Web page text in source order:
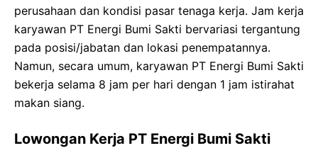
perusahaan dan kondisi pasar tenaga kerja. Jam kerja
karyawan PT Energi Bumi Sakti bervariasi tergantung
pada posisi/jabatan dan lokasi penempatannya.
Namun, secara umum, karyawan PT Energi Bumi Sakti
bekerja selama 8 jam per hari dengan 1 jam istirahat
makan siang.
Lowongan Kerja PT Energi Bumi Sakti